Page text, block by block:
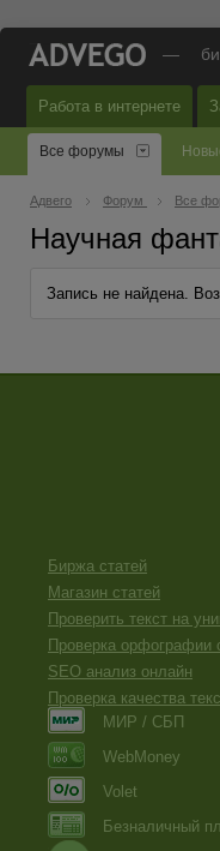
—
Работа в интернете
Все форумы
Адвего Форум Все
Научная
Запись не найдена.
Биржа статей
Магазин статей
Проверить текст на
Проверка орфографии
SEO анализ онлайн
Проверка качества
МИР / СБП
WebMoney
Volet
Безналичный